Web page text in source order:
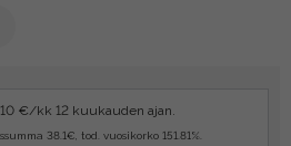
€/kk 12 kuukauden ajan.
38.1€, tod. vuosikorko 151.81%.